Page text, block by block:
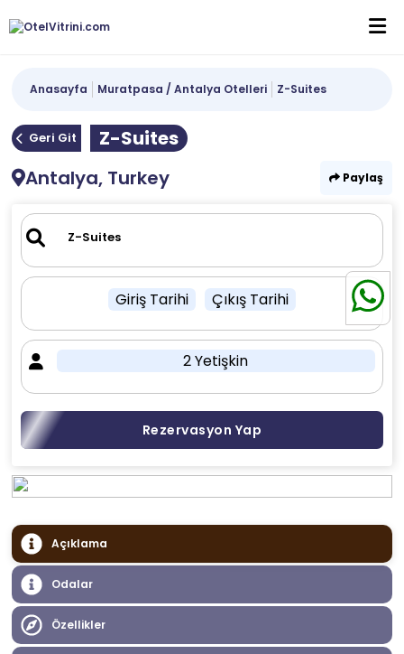
Anasayfa Muratpasa / Antalya Otelleri Z-Suites
Geri Git
Z-Suites
Antalya, Turkey
Paylaş
Giriş Tarihi Çıkış Tarihi
2 Yetişkin
Rezervasyon Yap
Açıklama
Odalar
Özellikler